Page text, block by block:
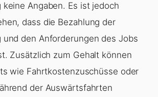
Angaben. Es ist jedoch
dass die Bezahlung der
den Anforderungen des Jobs
Zusätzlich zum Gehalt können
wie Fahrtkostenzuschüsse oder
der Auswärtsfahrten